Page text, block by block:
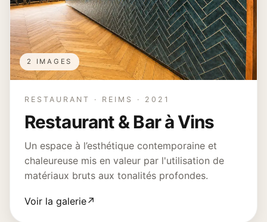
2 IMAGES
RESTAURANT · REIMS · 2021
Restaurant & Bar à Vins
Un espace à l’esthétique contemporaine et
chaleureuse mis en valeur par l'utilisation de
matériaux bruts aux tonalités profondes.
Voir la galerie↗